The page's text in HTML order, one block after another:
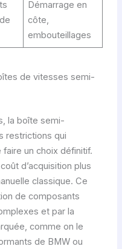
Démarrage en
côte,
embouteillages
de vitesses semi-
la boîte semi-
restrictions qui
un choix définitif.
d’acquisition plus
classique. Ce
de composants
et par la
comme on le
de BMW ou